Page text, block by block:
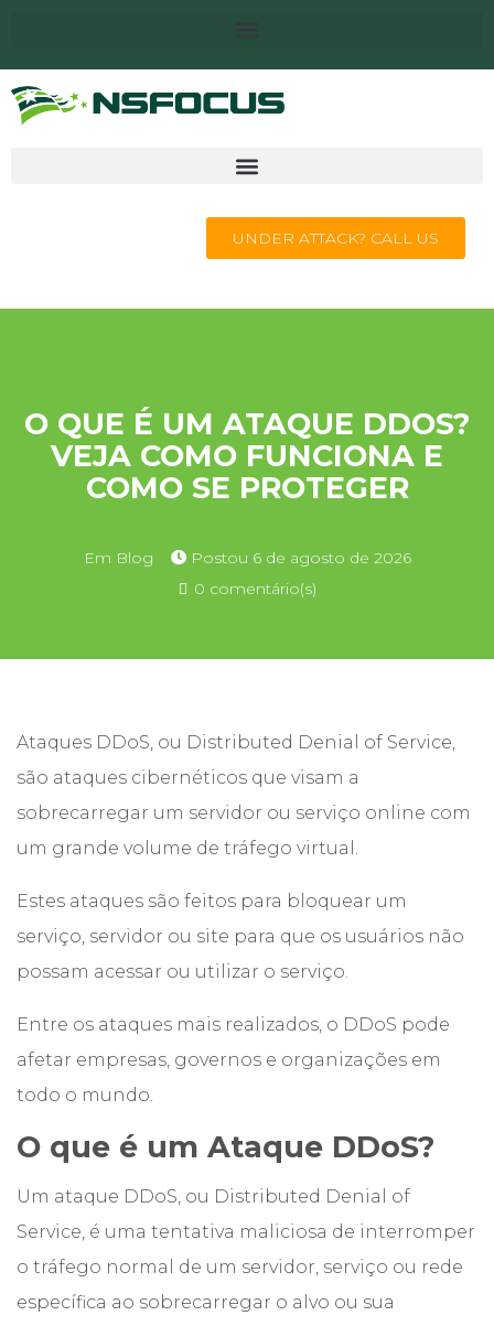
UNDER ATTACK? CALL US
O QUE É UM ATAQUE DDOS?
VEJA COMO FUNCIONA E
COMO SE PROTEGER
Em Blog Postou 6 de agosto de 2026
0 comentário(s)
Ataques DDoS, ou Distributed Denial of Service,
são ataques cibernéticos que visam a
sobrecarregar um servidor ou serviço online com
um grande volume de tráfego virtual.
Estes ataques são feitos para bloquear um
serviço, servidor ou site para que os usuários não
possam acessar ou utilizar o serviço.
Entre os ataques mais realizados, o DDoS pode
afetar empresas, governos e organizações em
todo o mundo.
O que é um Ataque DDoS?
Um ataque DDoS, ou Distributed Denial of
Service, é uma tentativa maliciosa de interromper
o tráfego normal de um servidor, serviço ou rede
específica ao sobrecarregar o alvo ou sua